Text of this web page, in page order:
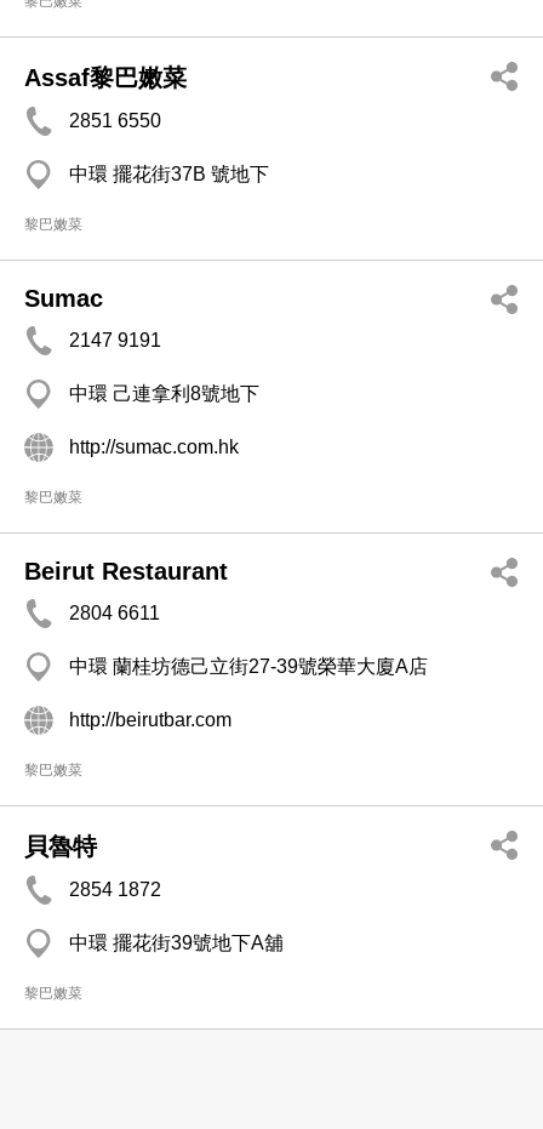
Assaf黎巴嫩菜
2851 6550
中環 擺花街37B 號地下
黎巴嫩菜
Sumac
2147 9191
中環 己連拿利8號地下
http://sumac.com.hk
黎巴嫩菜
Beirut Restaurant
2804 6611
中環 蘭桂坊德己立街27-39號榮華大廈A店
http://beirutbar.com
黎巴嫩菜
貝魯特
2854 1872
中環 擺花街39號地下A舖
黎巴嫩菜